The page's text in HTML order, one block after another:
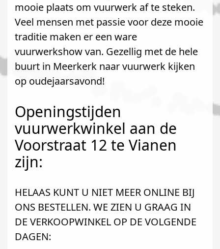
mooie plaats om vuurwerk af te steken.
Veel mensen met passie voor deze mooie
traditie maken er een ware
vuurwerkshow van. Gezellig met de hele
buurt in Meerkerk naar vuurwerk kijken
op oudejaarsavond!
Openingstijden
vuurwerkwinkel aan de
Voorstraat 12 te Vianen
zijn:
HELAAS KUNT U NIET MEER ONLINE BIJ
ONS BESTELLEN. WE ZIEN U GRAAG IN
DE VERKOOPWINKEL OP DE VOLGENDE
DAGEN: